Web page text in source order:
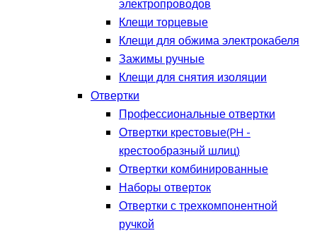
электропроводов
Клещи торцевые
Клещи для обжима электрокабеля
Зажимы ручные
Клещи для снятия изоляции
Отвертки
Профессиональные отвертки
Отвертки крестовые(PH -
крестообразный шлиц)
Отвертки комбинированные
Наборы отверток
Отвертки с трехкомпонентной
ручкой